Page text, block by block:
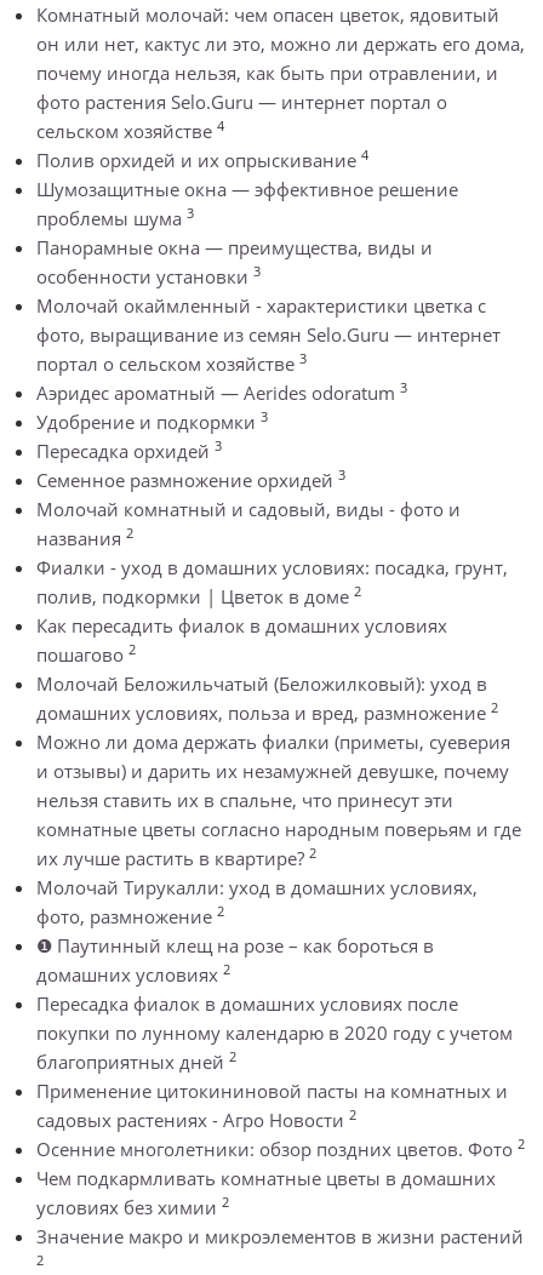
Комнатный молочай: чем опасен цветок, ядовитый
он или нет, кактус ли это, можно ли держать его дома,
почему иногда нельзя, как быть при отравлении, и
фото растения Selo.Guru — интернет портал о
сельском хозяйстве 4
Полив орхидей и их опрыскивание 4
Шумозащитные окна — эффективное решение
проблемы шума 3
Панорамные окна — преимущества, виды и
особенности установки 3
Молочай окаймленный - характеристики цветка с
фото, выращивание из семян Selo.Guru — интернет
портал о сельском хозяйстве 3
Аэридес ароматный — Aerides odoratum 3
Удобрение и подкормки 3
Пересадка орхидей 3
Семенное размножение орхидей 3
Молочай комнатный и садовый, виды - фото и
названия 2
Фиалки - уход в домашних условиях: посадка, грунт,
полив, подкормки | Цветок в доме 2
Как пересадить фиалок в домашних условиях
пошагово 2
Молочай Беложильчатый (Беложилковый): уход в
домашних условиях, польза и вред, размножение 2
Можно ли дома держать фиалки (приметы, суеверия
и отзывы) и дарить их незамужней девушке, почему
нельзя ставить их в спальне, что принесут эти
комнатные цветы согласно народным поверьям и где
их лучше растить в квартире? 2
Молочай Тирукалли: уход в домашних условиях,
фото, размножение 2
❶ Паутинный клещ на розе – как бороться в
домашних условиях 2
Пересадка фиалок в домашних условиях после
покупки по лунному календарю в 2020 году с учетом
благоприятных дней 2
Применение цитокининовой пасты на комнатных и
садовых растениях - Агро Новости 2
Осенние многолетники: обзор поздних цветов. Фото 2
Чем подкармливать комнатные цветы в домашних
условиях без химии 2
Значение макро и микроэлементов в жизни растений
2